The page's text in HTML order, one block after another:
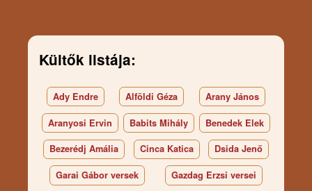
Kültők listája:
Ady Endre Alföldi Géza Arany János
Aranyosi Ervin Babits Mihály Benedek Elek
Bezerédj Amália Cinca Katica Dsida Jenő
Garai Gábor versek Gazdag Erzsi versei